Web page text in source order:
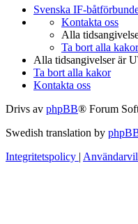
Svenska IF-
Kontakta oss
Alla
Ta bort alla kakor
Alla tidsangivelser är
Ta bort alla kakor
Kontakta oss
Drivs av phpBB® Forum
Swedish translation by
Integritetspolicy |